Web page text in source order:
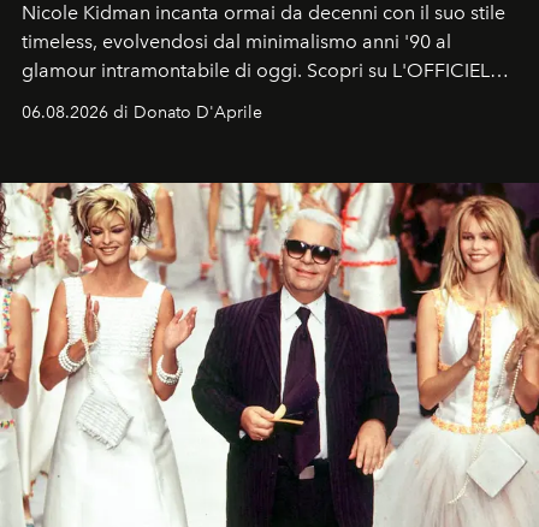
Nicole Kidman incanta ormai da decenni con il suo stile
timeless, evolvendosi dal minimalismo anni '90 al
glamour intramontabile di oggi. Scopri su L'OFFICIEL
Italia la sua style evolution.
06.08.2026 di Donato D'Aprile